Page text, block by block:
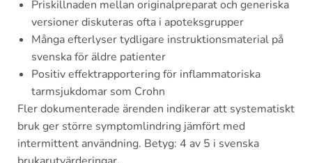
Priskillnaden mellan originalpreparat och generiska
versioner diskuteras ofta i apoteksgrupper
Många efterlyser tydligare instruktionsmaterial på
svenska för äldre patienter
Positiv effektrapportering för inflammatoriska
tarmsjukdomar som Crohn
Fler dokumenterade ärenden indikerar att systematiskt
bruk ger större symptomlindring jämfört med
intermittent användning. Betyg: 4 av 5 i svenska